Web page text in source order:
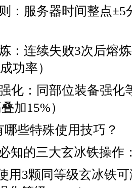
：服务器时间整点±5
：连续失败3次后熔
功率）
化：同部位装备强化
加15%）
哪些特殊使用技巧？
知的三大玄冰铁操作
用3颗同等级玄冰铁